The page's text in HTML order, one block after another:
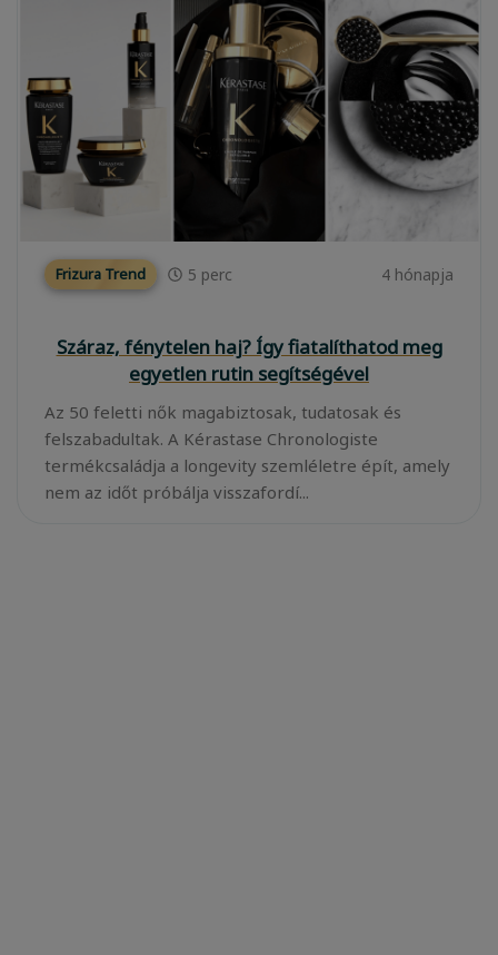
Frizura Trend 5 perc 4 hónapja
Száraz, fénytelen haj? Így fiatalíthatod meg
egyetlen rutin segítségével
Az 50 feletti nők magabiztosak, tudatosak és
felszabadultak. A Kérastase Chronologiste
termékcsaládja a longevity szemléletre épít, amely
nem az időt próbálja visszafordí...